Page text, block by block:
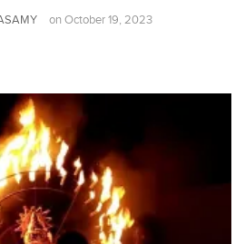
on October 19, 2023